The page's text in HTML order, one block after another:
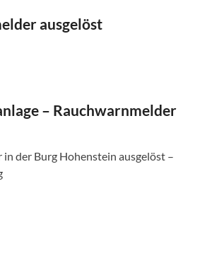
ausgelöst
– Rauchwarnmelder
in der Burg Hohenstein ausgelöst –